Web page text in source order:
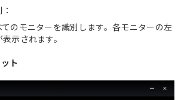
のモニターを識別します。各モニターの左
示されます。
ト